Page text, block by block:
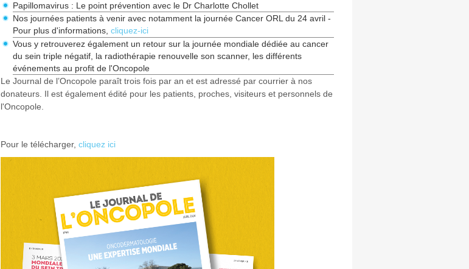
Papillomavirus : Le point prévention avec le Dr Charlotte Chollet
Nos journées patients à venir avec notamment la journée Cancer ORL du 24 avril -
Pour plus d'informations, cliquez-ici
Vous y retrouverez également un retour sur la journée mondiale dédiée au cancer
du sein triple négatif, la radiothérapie renouvelle son scanner, les différents
événements au profit de l'Oncopole
Le Journal de l’Oncopole paraît trois fois par an et est adressé par courrier à nos
donateurs. Il est également édité pour les patients, proches, visiteurs et personnels de
l'Oncopole.
Pour le télécharger, cliquez ici